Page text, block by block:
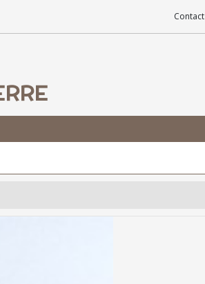
Contact